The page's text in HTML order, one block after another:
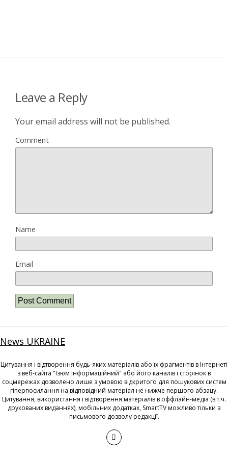
Leave a Reply
Your email address will not be published.
Comment
Name
Email
News UKRAINE
Цитування і відтворення будь-яких матеріалів або їх фрагментів в Інтернеті
з веб-сайта "Ізюм Інформаційний" або його каналів і сторінок в
соцмережах дозволено лише з умовою відкритого для пошукових систем
гіперпосилання на відповідний матеріал не нижче першого абзацу.
Цитування, використання і відтворення матеріалів в оффлайн-медіа (в т.ч.
друкованих виданнях), мобільних додатках, SmartTV можливо тільки з
письмового дозволу редакції.